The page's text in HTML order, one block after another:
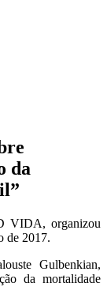
da
VIDA, organizou
de 2017.
Gulbenkian,
da mortalidade